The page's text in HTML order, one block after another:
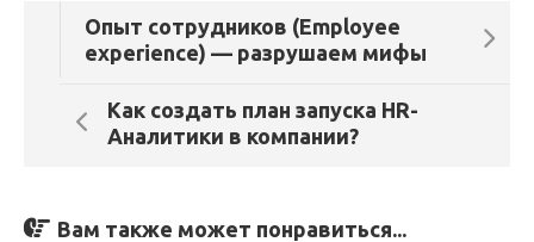
Опыт сотрудников (Employee
experience) — разрушаем мифы
Как создать план запуска HR-
Аналитики в компании?
Вам также может понравиться...